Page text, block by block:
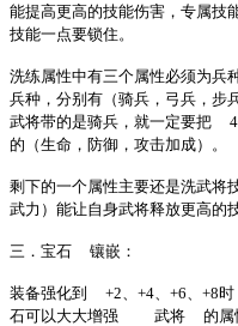
能提高更高的技能伤害，专属技
技能一点要锁住。
洗练属性中有三个属性必须为兵
兵种，分别有（骑兵，弓兵，步
武将带的是骑兵，就一定要把
的（生命，防御，攻击加成）。
剩下的一个属性主要还是洗武将
武力）能让自身武将释放更高的
三．宝石 镶嵌：
装备强化到
+2、+4、+6、+8
石可以大大增强
武将 的属